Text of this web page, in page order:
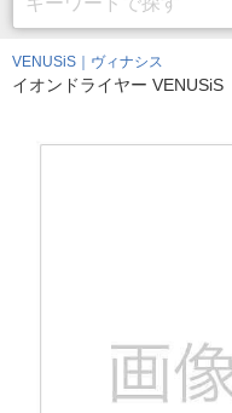
VENUSiS｜ヴィナシス
イオンドライヤー